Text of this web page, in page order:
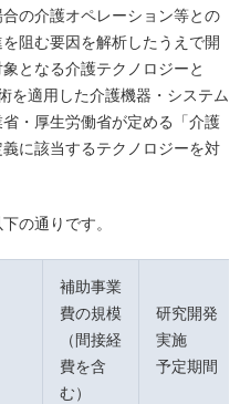
の介護オペレーション等との
阻む要因を解析したうえで開
となる介護テクノロジーと
を適用した介護機器・システム
・厚生労働省が定める「介護
に該当するテクノロジーを対
の通りです。
補助事業
費の規模
（間接経
費を含
む）
研究開発
実施
予定期間